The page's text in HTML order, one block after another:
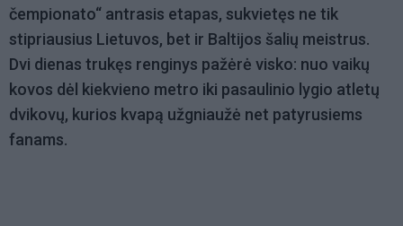
čempionato“ antrasis etapas, sukvietęs ne tik
stipriausius Lietuvos, bet ir Baltijos šalių meistrus.
Dvi dienas trukęs renginys pažėrė visko: nuo vaikų
kovos dėl kiekvieno metro iki pasaulinio lygio atletų
dvikovų, kurios kvapą užgniaužė net patyrusiems
fanams.